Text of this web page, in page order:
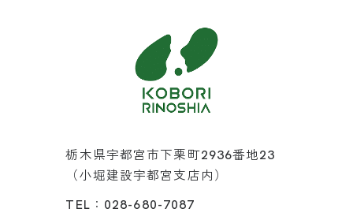
栃木県宇都宮市下栗町2936番地23
（小堀建設宇都宮支店内）
TEL：028-680-7087